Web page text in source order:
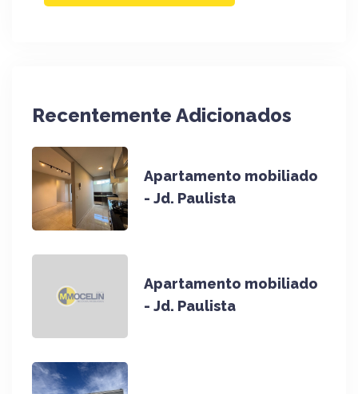
Recentemente Adicionados
Apartamento mobiliado
- Jd. Paulista
Apartamento mobiliado
- Jd. Paulista